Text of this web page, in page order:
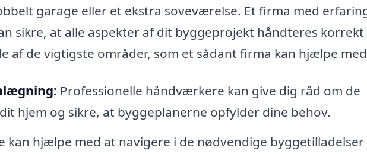
garage eller et ekstra soveværelse. Et firma med
sikre, at alle aspekter af dit byggeprojekt håndteres korrekt
af de vigtigste områder, som et sådant firma kan hjælpe
Professionelle håndværkere kan give dig råd om de
hjem og sikre, at byggeplanerne opfylder dine behov.
kan hjælpe med at navigere i de nødvendige byggetilladelser